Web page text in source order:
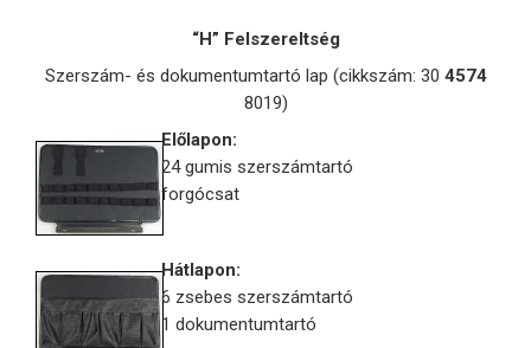
“H” Felszereltség
Szerszám- és dokumentumtartó lap (cikkszám: 30 4574
8019)
Előlapon:
24 gumis szerszámtartó
forgócsat
Hátlapon:
6 zsebes szerszámtartó
1 dokumentumtartó